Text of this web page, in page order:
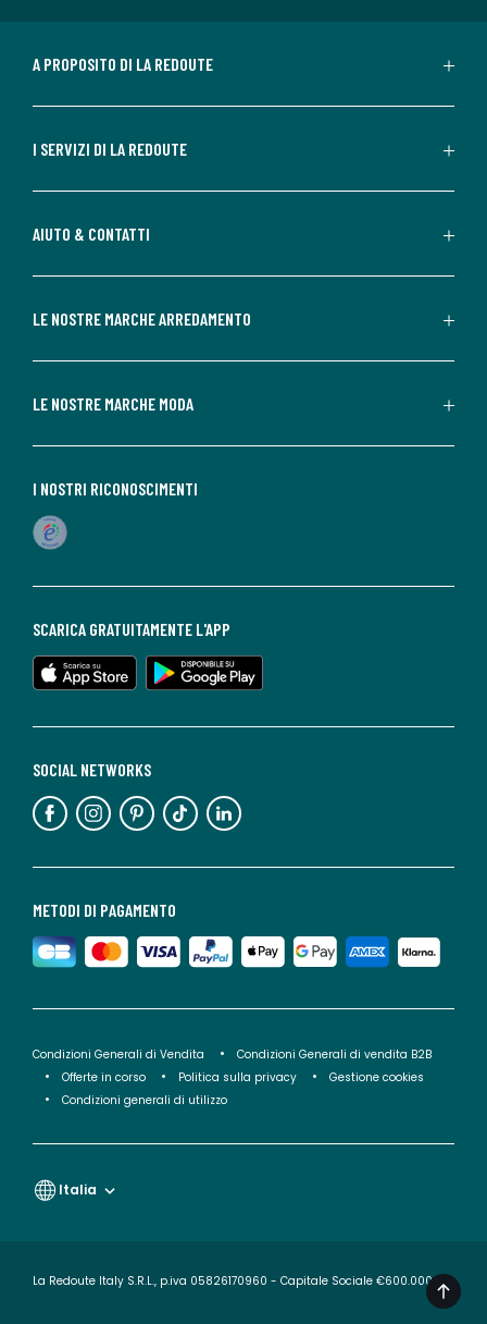
A PROPOSITO DI LA REDOUTE
I SERVIZI DI LA REDOUTE
AIUTO & CONTATTI
LE NOSTRE MARCHE ARREDAMENTO
LE NOSTRE MARCHE MODA
METODI DI PAGAMENTO
SOCIAL NETWORKS
SCARICA GRATUITAMENTE L'APP
I NOSTRI RICONOSCIMENTI
Condizioni Generali di Vendita
Condizioni Generali di vendita B2B
Offerte in corso
Politica sulla privacy
Gestione cookies
Condizioni generali di utilizzo
Italia
La Redoute Italy S.R.L., p.iva 05826170960 - Capitale Sociale €600.000,00